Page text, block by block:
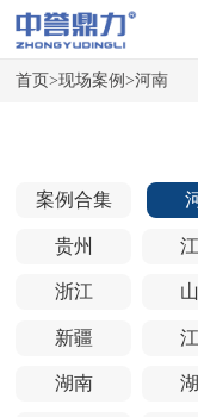
首页>现场案例>河南
案例合集
贵州
浙江
新疆
湖南